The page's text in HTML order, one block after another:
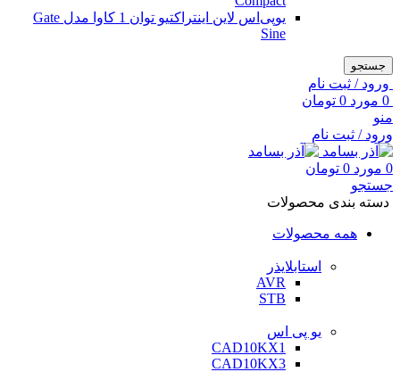
یو‌پی‌اس لاین اینتراکتیو توان 1 کاوا مدل Gate
Sine
جستجو
ورود / ثبت نام
0 مورد 0 تومان
منو
ورود / ثبت نام
0 مورد 0 تومان
جستجو
دسته بندی محصولات
همه محصولات
استابلایذر
AVR
STB
یو پی اس
CAD10KX1
CAD10KX3